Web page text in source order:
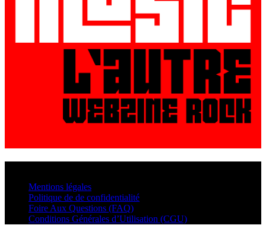
Mentions légales
Politique de de confidentialité
Foire Aux Questions (FAQ)
Conditions Générales d’Utilisation (CGU)